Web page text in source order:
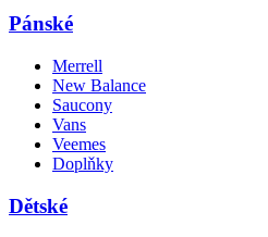
Pánské
Merrell
New Balance
Saucony
Vans
Veemes
Doplňky
Dětské